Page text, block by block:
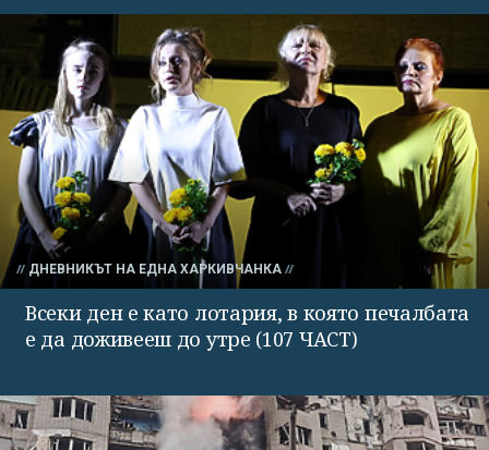
ДНЕВНИКЪТ НА ЕДНА ХАРКИВЧАНКА
Всеки ден е като лотария, в която печалбата
е да доживееш до утре (107 ЧАСТ)